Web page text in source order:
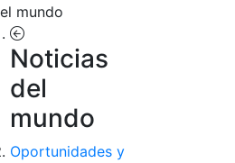
mundo
Noticias
del
mundo
Oportunidades y